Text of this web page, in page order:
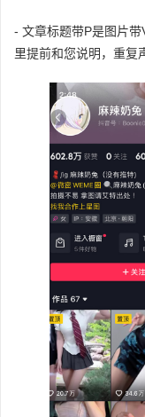
- 文章标题带P是图片
里提前和您说明，重复